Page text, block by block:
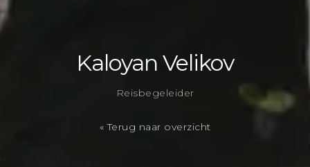
Kaloyan Velikov
Reisbegeleider
« Terug naar overzicht